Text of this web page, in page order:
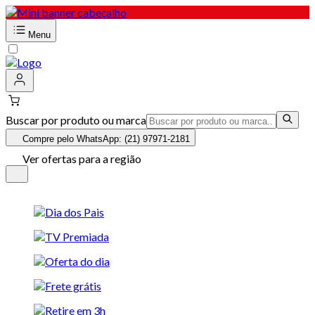
Menu
Buscar por produto ou marca
Compre pelo WhatsApp: (21) 97971-2181
Ver ofertas para a região